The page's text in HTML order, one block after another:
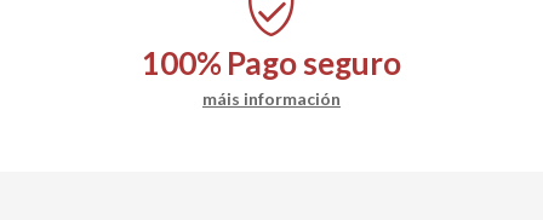
100%Pago seguro
máis información